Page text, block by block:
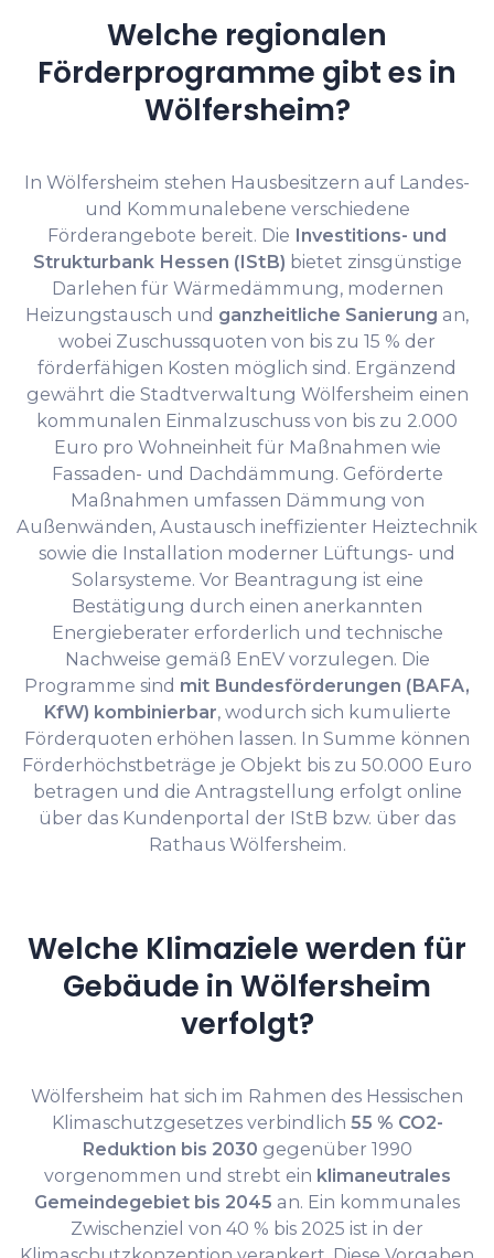
Welche regionalen
Förderprogramme gibt es in
Wölfersheim?
In Wölfersheim stehen Hausbesitzern auf Landes-
und Kommunalebene verschiedene
Förderangebote bereit. Die Investitions- und
Strukturbank Hessen (IStB) bietet zinsgünstige
Darlehen für Wärmedämmung, modernen
Heizungstausch und ganzheitliche Sanierung an,
wobei Zuschussquoten von bis zu 15 % der
förderfähigen Kosten möglich sind. Ergänzend
gewährt die Stadtverwaltung Wölfersheim einen
kommunalen Einmalzuschuss von bis zu 2.000
Euro pro Wohneinheit für Maßnahmen wie
Fassaden- und Dachdämmung. Geförderte
Maßnahmen umfassen Dämmung von
Außenwänden, Austausch ineffizienter Heiztechnik
sowie die Installation moderner Lüftungs- und
Solarsysteme. Vor Beantragung ist eine
Bestätigung durch einen anerkannten
Energieberater erforderlich und technische
Nachweise gemäß EnEV vorzulegen. Die
Programme sind mit Bundesförderungen (BAFA,
KfW) kombinierbar, wodurch sich kumulierte
Förderquoten erhöhen lassen. In Summe können
Förderhöchstbeträge je Objekt bis zu 50.000 Euro
betragen und die Antragstellung erfolgt online
über das Kundenportal der IStB bzw. über das
Rathaus Wölfersheim.
Welche Klimaziele werden für
Gebäude in Wölfersheim
verfolgt?
Wölfersheim hat sich im Rahmen des Hessischen
Klimaschutzgesetzes verbindlich 55 % CO2-
Reduktion bis 2030 gegenüber 1990
vorgenommen und strebt ein klimaneutrales
Gemeindegebiet bis 2045 an. Ein kommunales
Zwischenziel von 40 % bis 2025 ist in der